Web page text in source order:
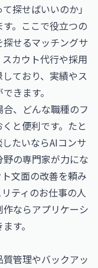
探せばいいのか」
。ここで役立つの
せるマッチングサ
カウト代行や採用
ており、実績やス
きます。
、どんな職種のフ
と便利です。たと
たいならAIコンサ
野の専門家が力にな
文面の改善を頼み
ティのお仕事の人
ならアプリケーシ
す。
管理やバックアッ